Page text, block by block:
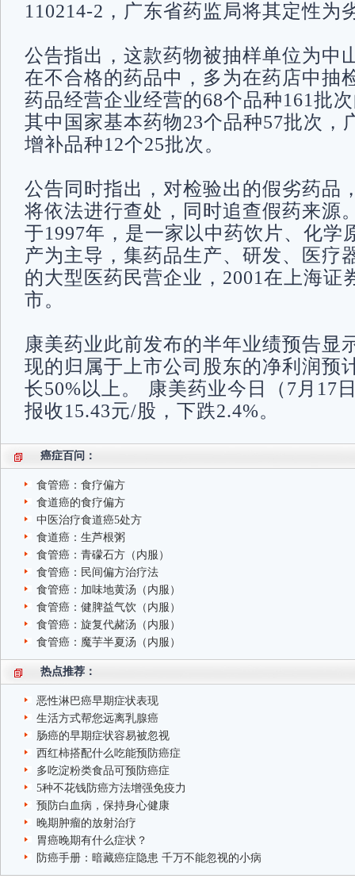
110214-2，广东省药监局将其定性为
公告指出，这款药物被抽样单位为中
在不合格的药品中，多为在药店中抽
药品经营企业经营的68个品种161批
其中国家基本药物23个品种57批次，
增补品种12个25批次。
公告同时指出，对检验出的假劣药品
将依法进行查处，同时追查假药来源
于1997年，是一家以中药饮片、化学
产为主导，集药品生产、研发、医疗
的大型医药民营企业，2001在上海证
市。
康美药业此前发布的半年业绩预告显
现的归属于上市公司股东的净利润预
长50%以上。 康美药业今日（7月17
报收15.43元/股，下跌2.4%。
癌症百问：
食管癌：食疗偏方
食道癌的食疗偏方
中医治疗食道癌5处方
食道癌：生芦根粥
食管癌：青礞石方（内服）
食管癌：民间偏方治疗法
食管癌：加味地黄汤（内服）
食管癌：健脾益气饮（内服）
食管癌：旋复代赭汤（内服）
食管癌：魔芋半夏汤（内服）
热点推荐：
恶性淋巴癌早期症状表现
生活方式帮您远离乳腺癌
肠癌的早期症状容易被忽视
西红柿搭配什么吃能预防癌症
多吃淀粉类食品可预防癌症
5种不花钱防癌方法增强免疫力
预防白血病，保持身心健康
晚期肿瘤的放射治疗
胃癌晚期有什么症状？
防癌手册：暗藏癌症隐患 千万不能忽视的小病